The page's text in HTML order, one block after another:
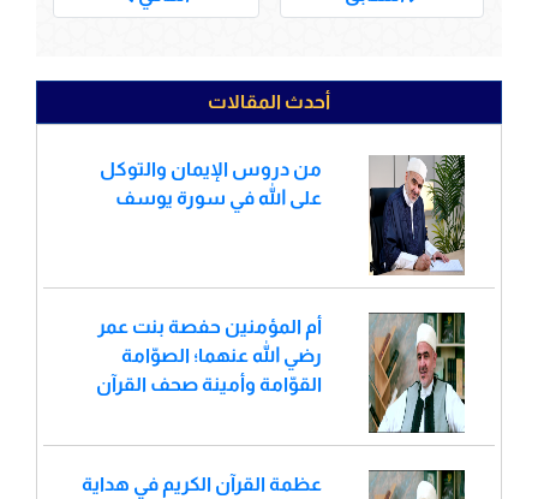
أحدث المقالات
من دروس الإيمان والتوكل
على الله في سورة يوسف
أم المؤمنين حفصة بنت عمر
رضي الله عنهما؛ الصوّامة
القوّامة وأمينة صحف القرآن
عظمة القرآن الكريم في هداية